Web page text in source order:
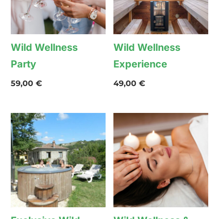
Wild Wellness
Party
59,00€
Wild Wellness
Experience
49,00€